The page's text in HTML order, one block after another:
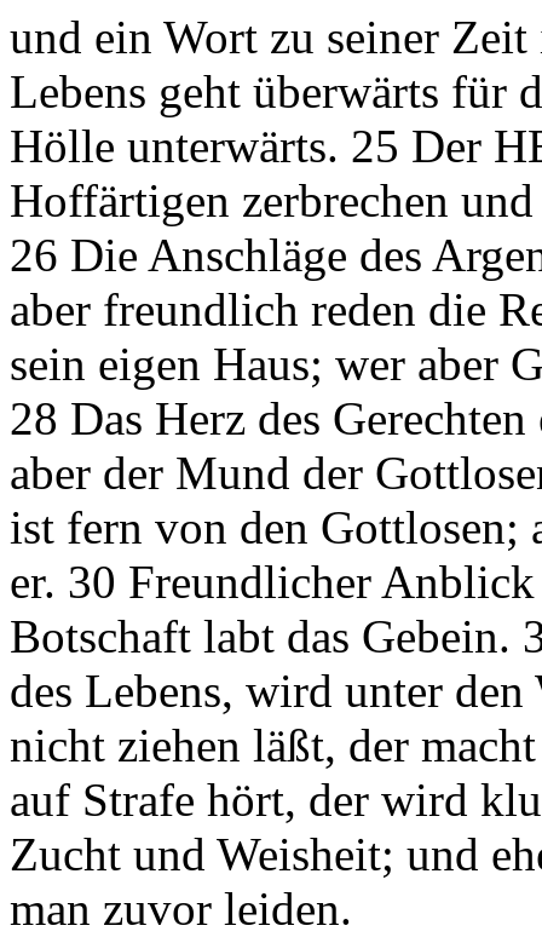
und ein Wort zu seiner
Lebens geht überwärts für
Hölle unterwärts. 25 Der
Hoffärtigen zerbrechen
26 Die Anschläge des
aber freundlich reden die
sein eigen Haus; wer aber
28 Das Herz des
aber der Mund der
ist fern von den Gottlosen;
er. 30 Freundlicher
Botschaft labt das Gebein.
des Lebens, wird unter
nicht ziehen läßt, der
auf Strafe hört, der wird
Zucht und Weisheit; und
man zuvor leiden.